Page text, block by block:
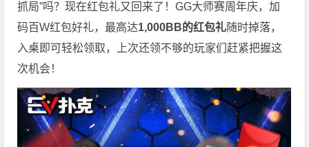
抓局”吗？现在红包礼又回来了！GG大师赛周年庆，加
码百W红包好礼，最高达1,000BB的红包礼随时掉落，
入桌即可轻松领取，上次还领不够的玩家们赶紧把握这
次机会！